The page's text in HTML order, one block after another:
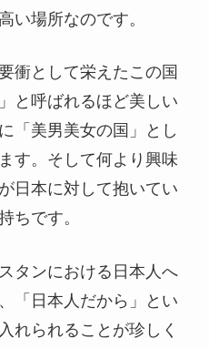
い場所なのです。
衝として栄えたこの国
と呼ばれるほど美しい
「美男美女の国」とし
す。そして何より興味
日本に対して抱いてい
ちです。
タンにおける日本人へ
「日本人だから」とい
れられることが珍しく